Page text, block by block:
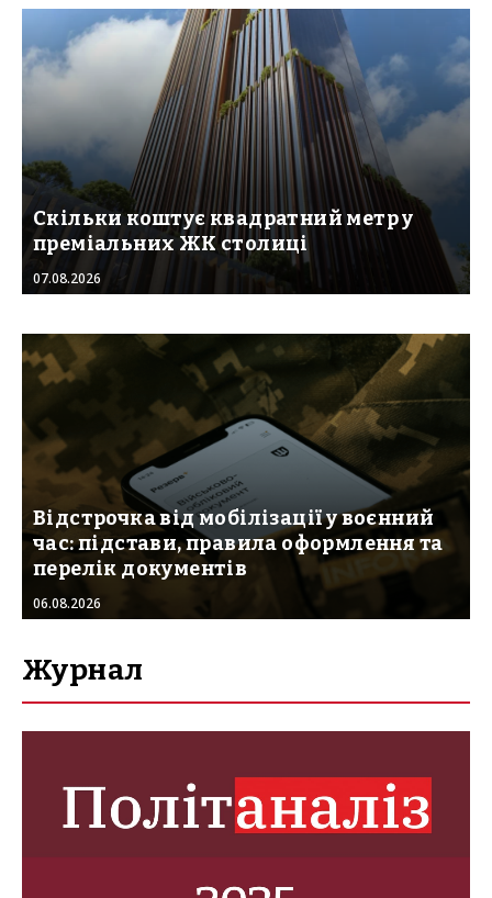
Скільки коштує квадратний метр у
преміальних ЖК столиці
07.08.2026
Відстрочка від мобілізації у воєнний
час: підстави, правила оформлення та
перелік документів
06.08.2026
Журнал